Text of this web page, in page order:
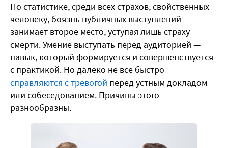
По статистике, среди всех страхов, свойственных
человеку, боязнь публичных выступлений
занимает второе место, уступая лишь страху
смерти. Умение выступать перед аудиторией —
навык, который формируется и совершенствуется
с практикой. Но далеко не все быстро
справляются с тревогой перед устным докладом
или собеседованием. Причины этого
разнообразны.